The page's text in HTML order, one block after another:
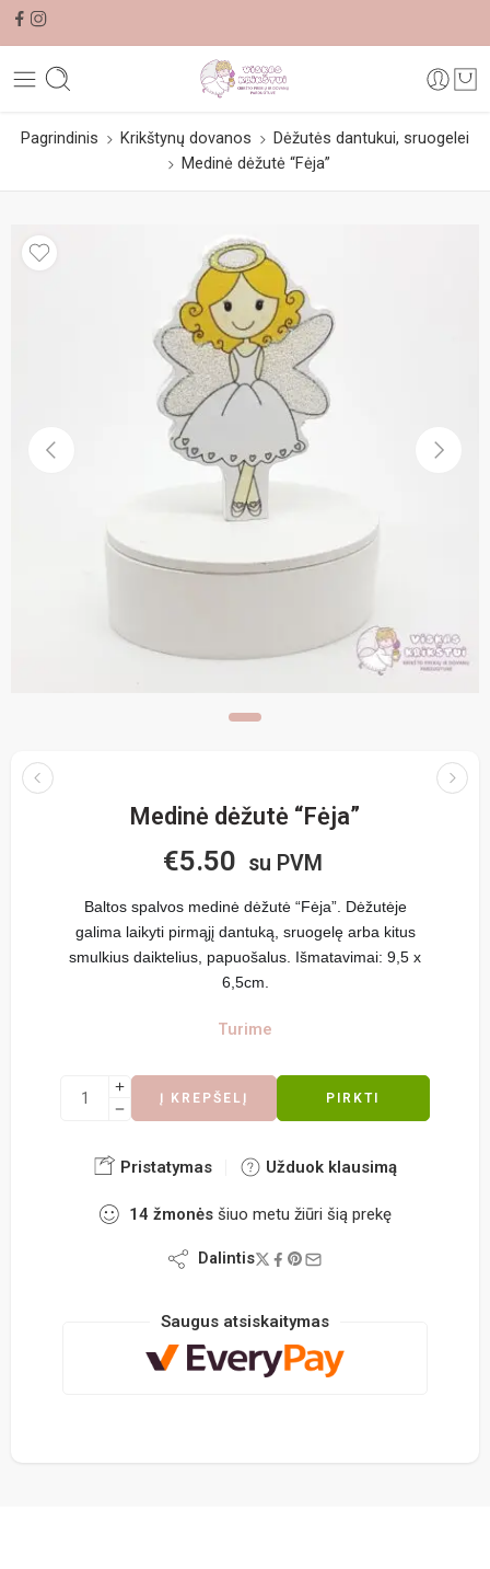
Pagrindinis Krikštynų dovanos
Dėžutės dantukui, sruogelei
Medinė dėžutė “Fėja”
Medinė dėžutė “Fėja”
€5.50 su PVM
Baltos spalvos medinė dėžutė “Fėja”. Dėžutėje
galima laikyti pirmąjį dantuką, sruogelę arba kitus
smulkius daiktelius, papuošalus. Išmatavimai: 9,5 x
6,5cm.
Turime
Į KREPŠELĮ PIRKTI
Pristatymas Užduok klausimą
14 žmonės šiuo metu žiūri šią prekę
Dalintis
Saugus atsiskaitymas